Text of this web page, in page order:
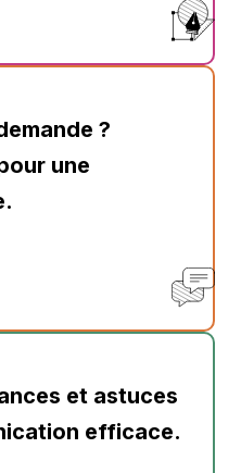
?
une
et astuces
efficace.